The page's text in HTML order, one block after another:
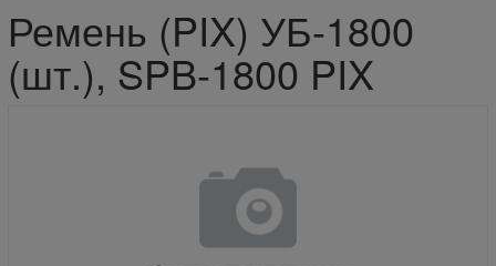
Ремень (PIX) УБ-1800
(шт.), SPB-1800 PIX